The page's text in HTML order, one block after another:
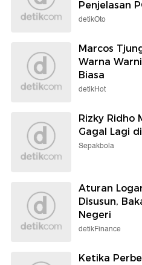
Penjelasan
detikOto
Marcos
Warna
Biasa
detikHot
Rizky Ridho
Gagal Lagi
Sepakbola
Aturan
Disusun,
Negeri
detikFinance
Ketika